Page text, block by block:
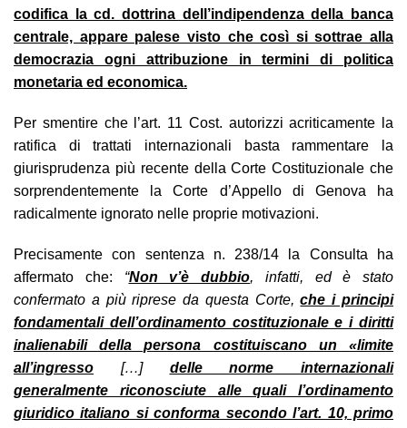
codifica la cd. dottrina dell’indipendenza della banca
centrale, appare palese visto che così si sottrae alla
democrazia ogni attribuzione in termini di politica
monetaria ed economica.
Per smentire che l’art. 11 Cost. autorizzi acriticamente la
ratifica di trattati internazionali basta rammentare la
giurisprudenza più recente della Corte Costituzionale che
sorprendentemente la Corte d’Appello di Genova ha
radicalmente ignorato nelle proprie motivazioni.
Precisamente con sentenza n. 238/14 la Consulta ha
affermato che: “Non v’è dubbio, infatti, ed è stato
confermato a più riprese da questa Corte,che i principi
fondamentali dell’ordinamento costituzionale e i diritti
inalienabili della persona costituiscano un «limite
all’ingresso […] delle norme internazionali
generalmente riconosciute alle quali l’ordinamento
giuridico italiano si conforma secondo l’art. 10, primo